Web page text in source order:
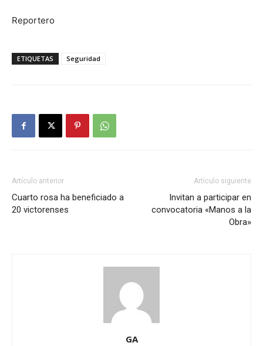
Reportero
ETIQUETAS Seguridad
Artículo anterior
Cuarto rosa ha beneficiado a
20 victorenses
Artículo siguiente
Invitan a participar en
convocatoria «Manos a la
Obra»
GA